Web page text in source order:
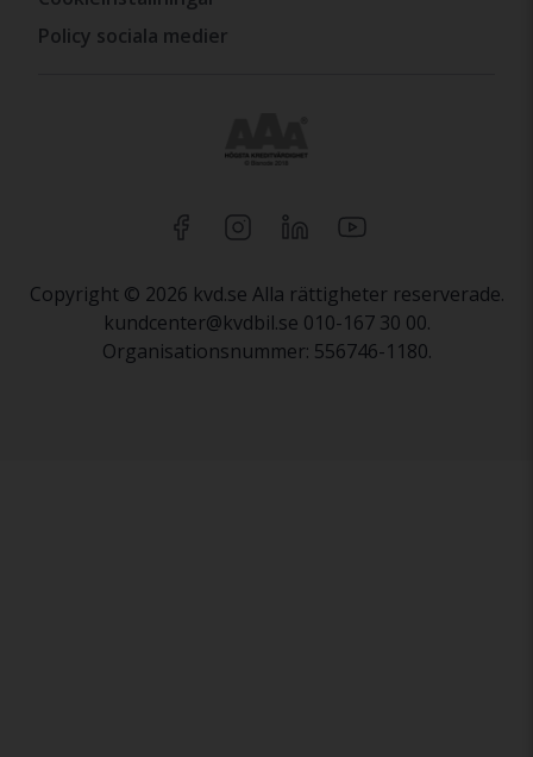
Policy sociala medier
Copyright © 2026 kvd.se Alla rättigheter reserverade.
kundcenter@kvdbil.se 010-167 30 00.
Organisationsnummer: 556746-1180.